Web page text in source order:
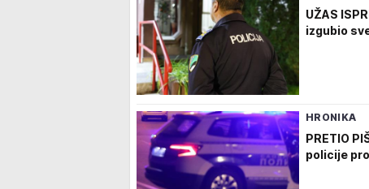
UŽAS
izgubio
HRONIKA
PRETIO
policije